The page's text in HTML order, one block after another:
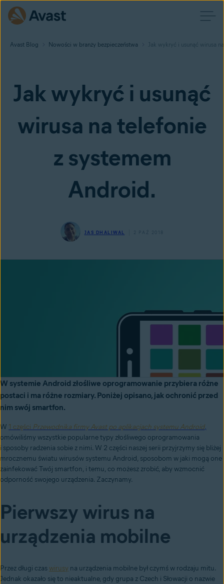
Avast Blog Nowości w branży bezpieczeństwa Jak wykryć i usunąć wirusa
Jak wykryć i usunąć
wirusa na telefonie
z systemem
Android.
JAS DHALIWAL 2 PAŹ 2018
W systemie Android złośliwe oprogramowanie przybiera różne
postaci i ma różne rozmiary. Poniżej opisano, jak ochronić przed
nim swój smartfon.
W 1 części Przewodnika firmy Avast po aplikacjach systemu Android,
omówiliśmy wszystkie popularne typy złośliwego oprogramowania
i sposoby radzenia sobie z nimi. W 2 części naszej serii przyjrzymy się bliżej
mrocznemu światu wirusów systemu Android, sposobom w jaki mogą one
zainfekować Twój smartfon, i temu, co możesz zrobić, aby wzmocnić
odporność swojego urządzenia. Zaczynamy.
Pierwszy wirus na
urządzenia mobilne
Przez długi czaswirusy na urządzenia mobilne był czymś w rodzaju mitu.
Jednak okazało się to nieaktualne, gdy grupa z Czech i Słowacji o nazwie